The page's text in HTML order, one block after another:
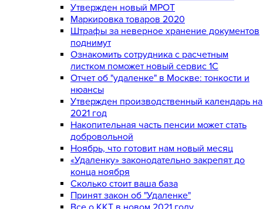
Утвержден новый МРОТ
Маркировка товаров 2020
Штрафы за неверное хранение документов
поднимут
Ознакомить сотрудника с расчетным
листком поможет новый сервис 1С
Отчет об "удаленке" в Москве: тонкости и
нюансы
Утвержден производственный календарь на
2021 год
Накопительная часть пенсии может стать
добровольной
Ноябрь, что готовит нам новый месяц
«Удаленку» законодательно закрепят до
конца ноября
Сколько стоит ваша база
Принят закон об "Удаленке"